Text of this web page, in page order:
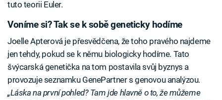
tuto teorii Euler.
Voníme si? Tak se k sobě geneticky hodíme
Joelle Apterová je přesvědčena, že toho pravého najdeme
jen tehdy, pokud se k němu biologicky hodíme. Tato
švýcarská genetička na tom postavila svůj byznys a
provozuje seznamku GenePartner s genovou analýzou.
„Láska na první pohled? Tam jde hlavně o to, že můžeme